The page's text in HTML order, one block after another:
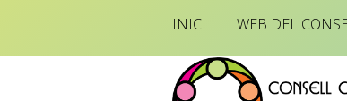
INICI WEB DEL